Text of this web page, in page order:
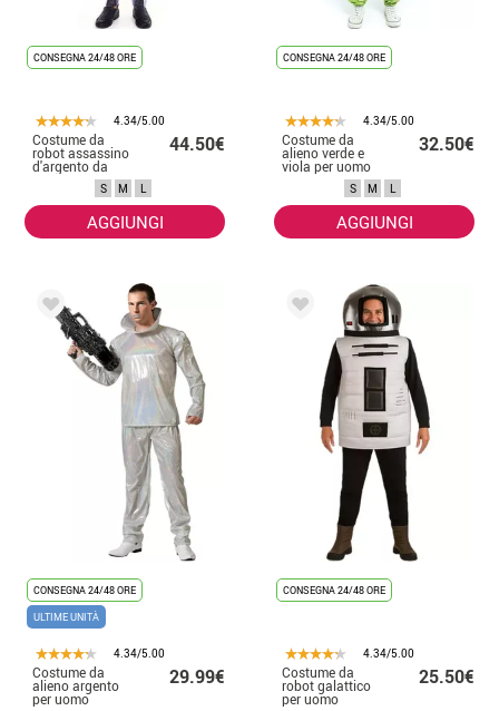
CONSEGNA 24/48 ORE
4.34/5.00
Costume da
robot assassino
d'argento da
uomo
44.50€
S M L
AGGIUNGI
CONSEGNA 24/48 ORE
4.34/5.00
Costume da
alieno verde e
viola per uomo
32.50€
S M L
AGGIUNGI
CONSEGNA 24/48 ORE
ULTIME UNITÀ
4.34/5.00
Costume da
alieno argento
per uomo
29.99€
CONSEGNA 24/48 ORE
4.34/5.00
Costume da
robot galattico
per uomo
25.50€